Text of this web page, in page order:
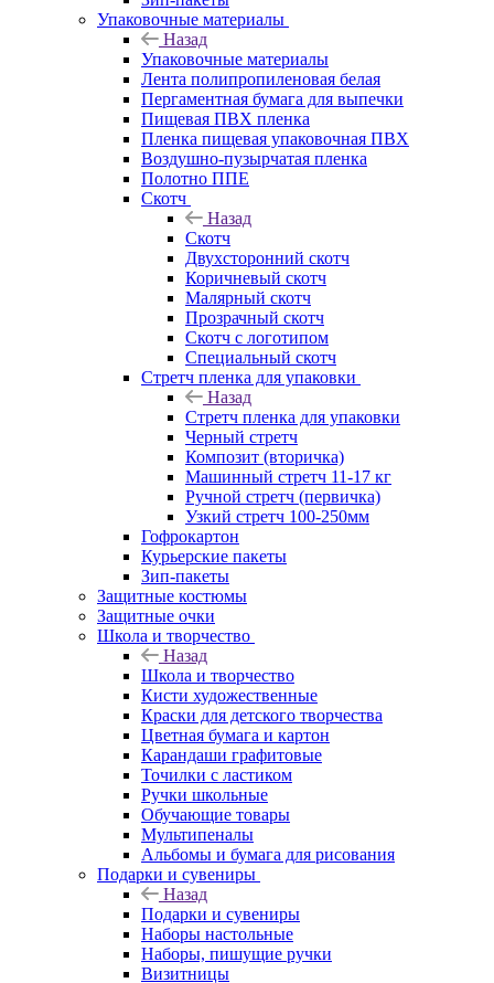
Упаковочные материалы
Назад
Упаковочные материалы
Лента полипропиленовая белая
Пергаментная бумага для выпечки
Пищевая ПВХ пленка
Пленка пищевая упаковочная ПВХ
Воздушно-пузырчатая пленка
Полотно ППЕ
Скотч
Назад
Скотч
Двухсторонний скотч
Коричневый скотч
Малярный скотч
Прозрачный скотч
Скотч с логотипом
Специальный скотч
Стретч пленка для упаковки
Назад
Стретч пленка для упаковки
Черный стретч
Композит (вторичка)
Машинный стретч 11-17 кг
Ручной стретч (первичка)
Узкий стретч 100-250мм
Гофрокартон
Курьерские пакеты
Зип-пакеты
Защитные костюмы
Защитные очки
Школа и творчество
Назад
Школа и творчество
Кисти художественные
Краски для детского творчества
Цветная бумага и картон
Карандаши графитовые
Точилки с ластиком
Ручки школьные
Обучающие товары
Мультипеналы
Альбомы и бумага для рисования
Подарки и сувениры
Назад
Подарки и сувениры
Наборы настольные
Наборы, пишущие ручки
Визитницы